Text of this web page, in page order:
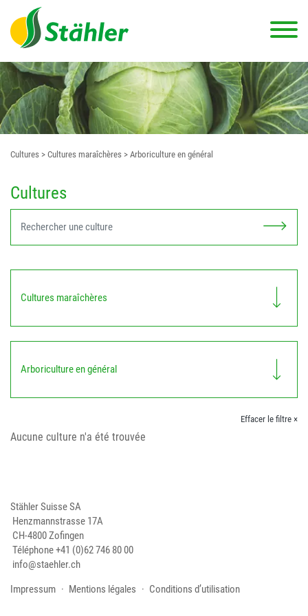
Cultures > Cultures maraîchères > Arboriculture en général
Cultures
Cultures maraîchères
Arboriculture en général
Effacer le filtre ×
Aucune culture n'a été trouvée
Stähler Suisse SA
Henzmannstrasse 17A
CH-4800 Zofingen
Téléphone+41 (0)62 746 80 00
info@staehler.ch
Impressum
Mentions légales Conditions d’utilisation